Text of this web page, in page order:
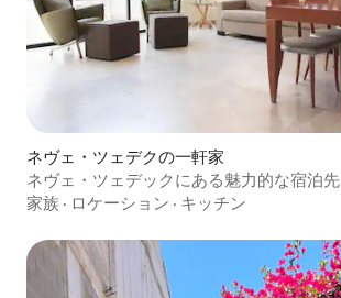
ネヴェ・ツェデクの一軒家
ネヴェ・ツェデックにある魅力的な宿泊先
家族 · ロケーション · キッチン